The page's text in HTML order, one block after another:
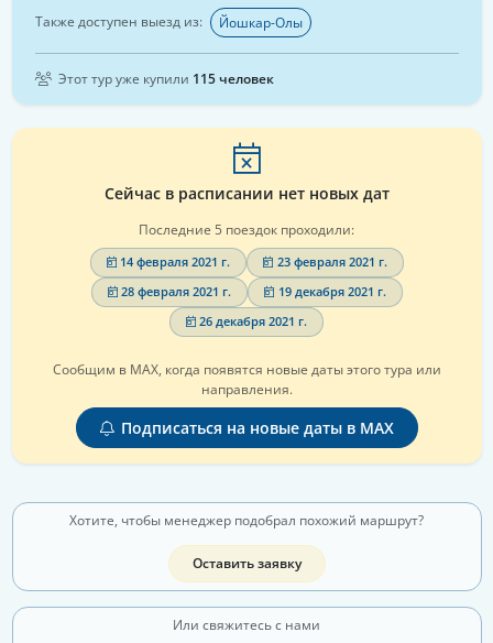
Сейчас в расписании нет новых дат
Последние 5 поездок проходили:
14 февраля 2021 г.
23 февраля 2021 г.
28 февраля 2021 г.
19 декабря 2021 г.
26 декабря 2021 г.
Сообщим в MAX, когда появятся новые даты этого тура или
направления.
Подписаться на новые даты в MAX
Хотите, чтобы менеджер подобрал похожий маршрут?
Оставить заявку
Или свяжитесь с нами
Также доступен выезд из:
Йошкар-Олы
Этот тур уже купили 115 человек